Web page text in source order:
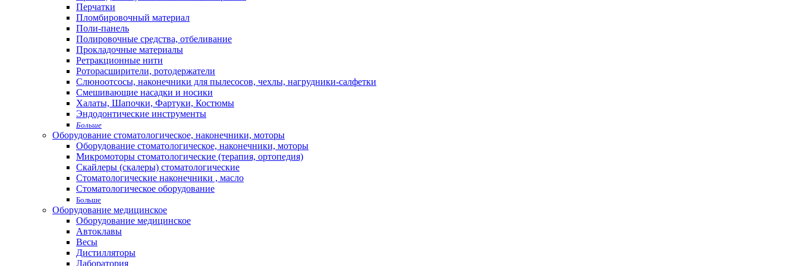
Перчатки
Пломбировочный материал
Поли-панель
Полировочные средства, отбеливание
Прокладочные материалы
Ретракционные нити
Роторасширители, ротодержатели
Слюноотсосы, наконечники для пылесосов, чехлы, нагрудники-салфетки
Смешивающие насадки и носики
Халаты, Шапочки, Фартуки, Костюмы
Эндодонтические инструменты
Больше
Оборудование стоматологическое, наконечники, моторы
Оборудование стоматологическое, наконечники, моторы
Микромоторы стоматологические (терапия, ортопедия)
Скайлеры (скалеры) стоматологические
Стоматологические наконечники , масло
Стоматологическое оборудование
Больше
Оборудование медицинское
Оборудование медицинское
Автоклавы
Весы
Дистилляторы
Лаборатория